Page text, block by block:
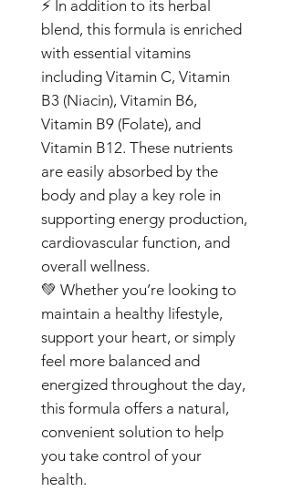
⚡ In addition to its herbal
blend, this formula is enriched
with essential vitamins
including Vitamin C, Vitamin
B3 (Niacin), Vitamin B6,
Vitamin B9 (Folate), and
Vitamin B12. These nutrients
are easily absorbed by the
body and play a key role in
supporting energy production,
cardiovascular function, and
overall wellness.
💚 Whether you’re looking to
maintain a healthy lifestyle,
support your heart, or simply
feel more balanced and
energized throughout the day,
this formula offers a natural,
convenient solution to help
you take control of your
health.